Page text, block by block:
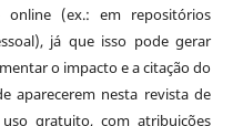
(ex.: em repositórios
já que isso pode gerar
o impacto e a citação do
aparecerem nesta revista de
gratuito, com atribuições